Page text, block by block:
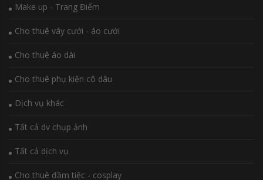
Make up - Trang Điểm
Cho thuê váy cưới - áo cưới
Cho thuê áo dài
Cho thuê phụ kiện cô dâu
Dịch vụ khác
Tất cả dv chụp ảnh
Tất cả dịch vụ
Cho thuê đầm tiệc - cosplay